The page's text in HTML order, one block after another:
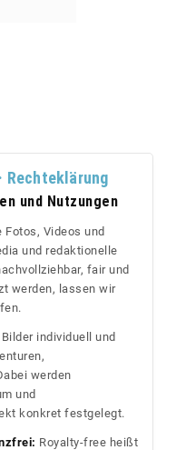
Rechteklärung
und Nutzungen
Fotos, Videos und
und redaktionelle
fair und
werden, lassen wir
individuell und
werden
und
konkret festgelegt.
Royalty-free heißt